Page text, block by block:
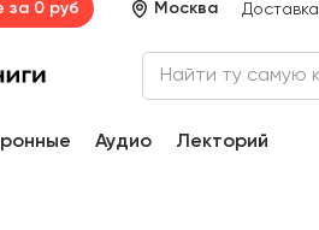
за 0 руб Москва Доставка
Аудио Лекторий